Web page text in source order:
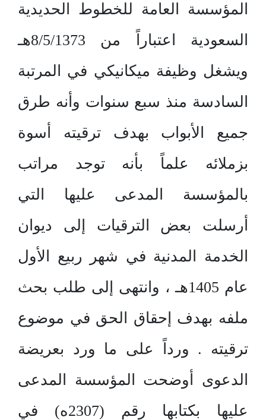
المؤسسة العامة للخطوط الحديدية
السعودية اعتباراً من 8/5/1373هـ
ويشغل وظيفة ميكانيكي في المرتبة
السادسة منذ سبع سنوات وأنه طرق
جميع الأبواب بهدف ترقيته أسوة
بزملائه علماً بأنه توجد مراتب
بالمؤسسة المدعى عليها التي
أرسلت بعض الترقيات إلى ديوان
الخدمة المدنية في شهر ربيع الأول
عام 1405هـ ، وانتهى إلى طلب بحث
ملفه بهدف إحقاق الحق في موضوع
ترقيته . ورداً على ما ورد بعريضة
الدعوى أوضحت المؤسسة المدعى
عليها بكتابها رقم (2307ه) في